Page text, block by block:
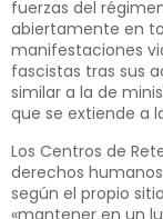
fuerzas del
abiertamente en
manifestaciones
fascistas tras sus
similar a la de
que se extiende a
Los Centros de
derechos
según el propio
«mantener en un